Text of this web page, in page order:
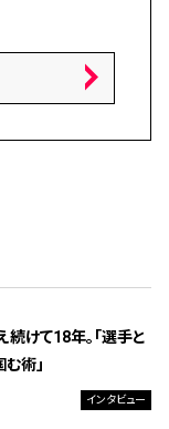
けて18年。「選手と
術」
インタビュー